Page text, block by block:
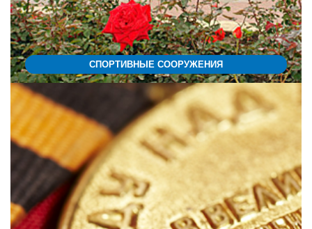
СПОРТИВНЫЕ СООРУЖЕНИЯ